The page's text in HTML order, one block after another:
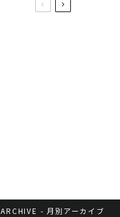
ARCHIVE - 月別アーカイブ